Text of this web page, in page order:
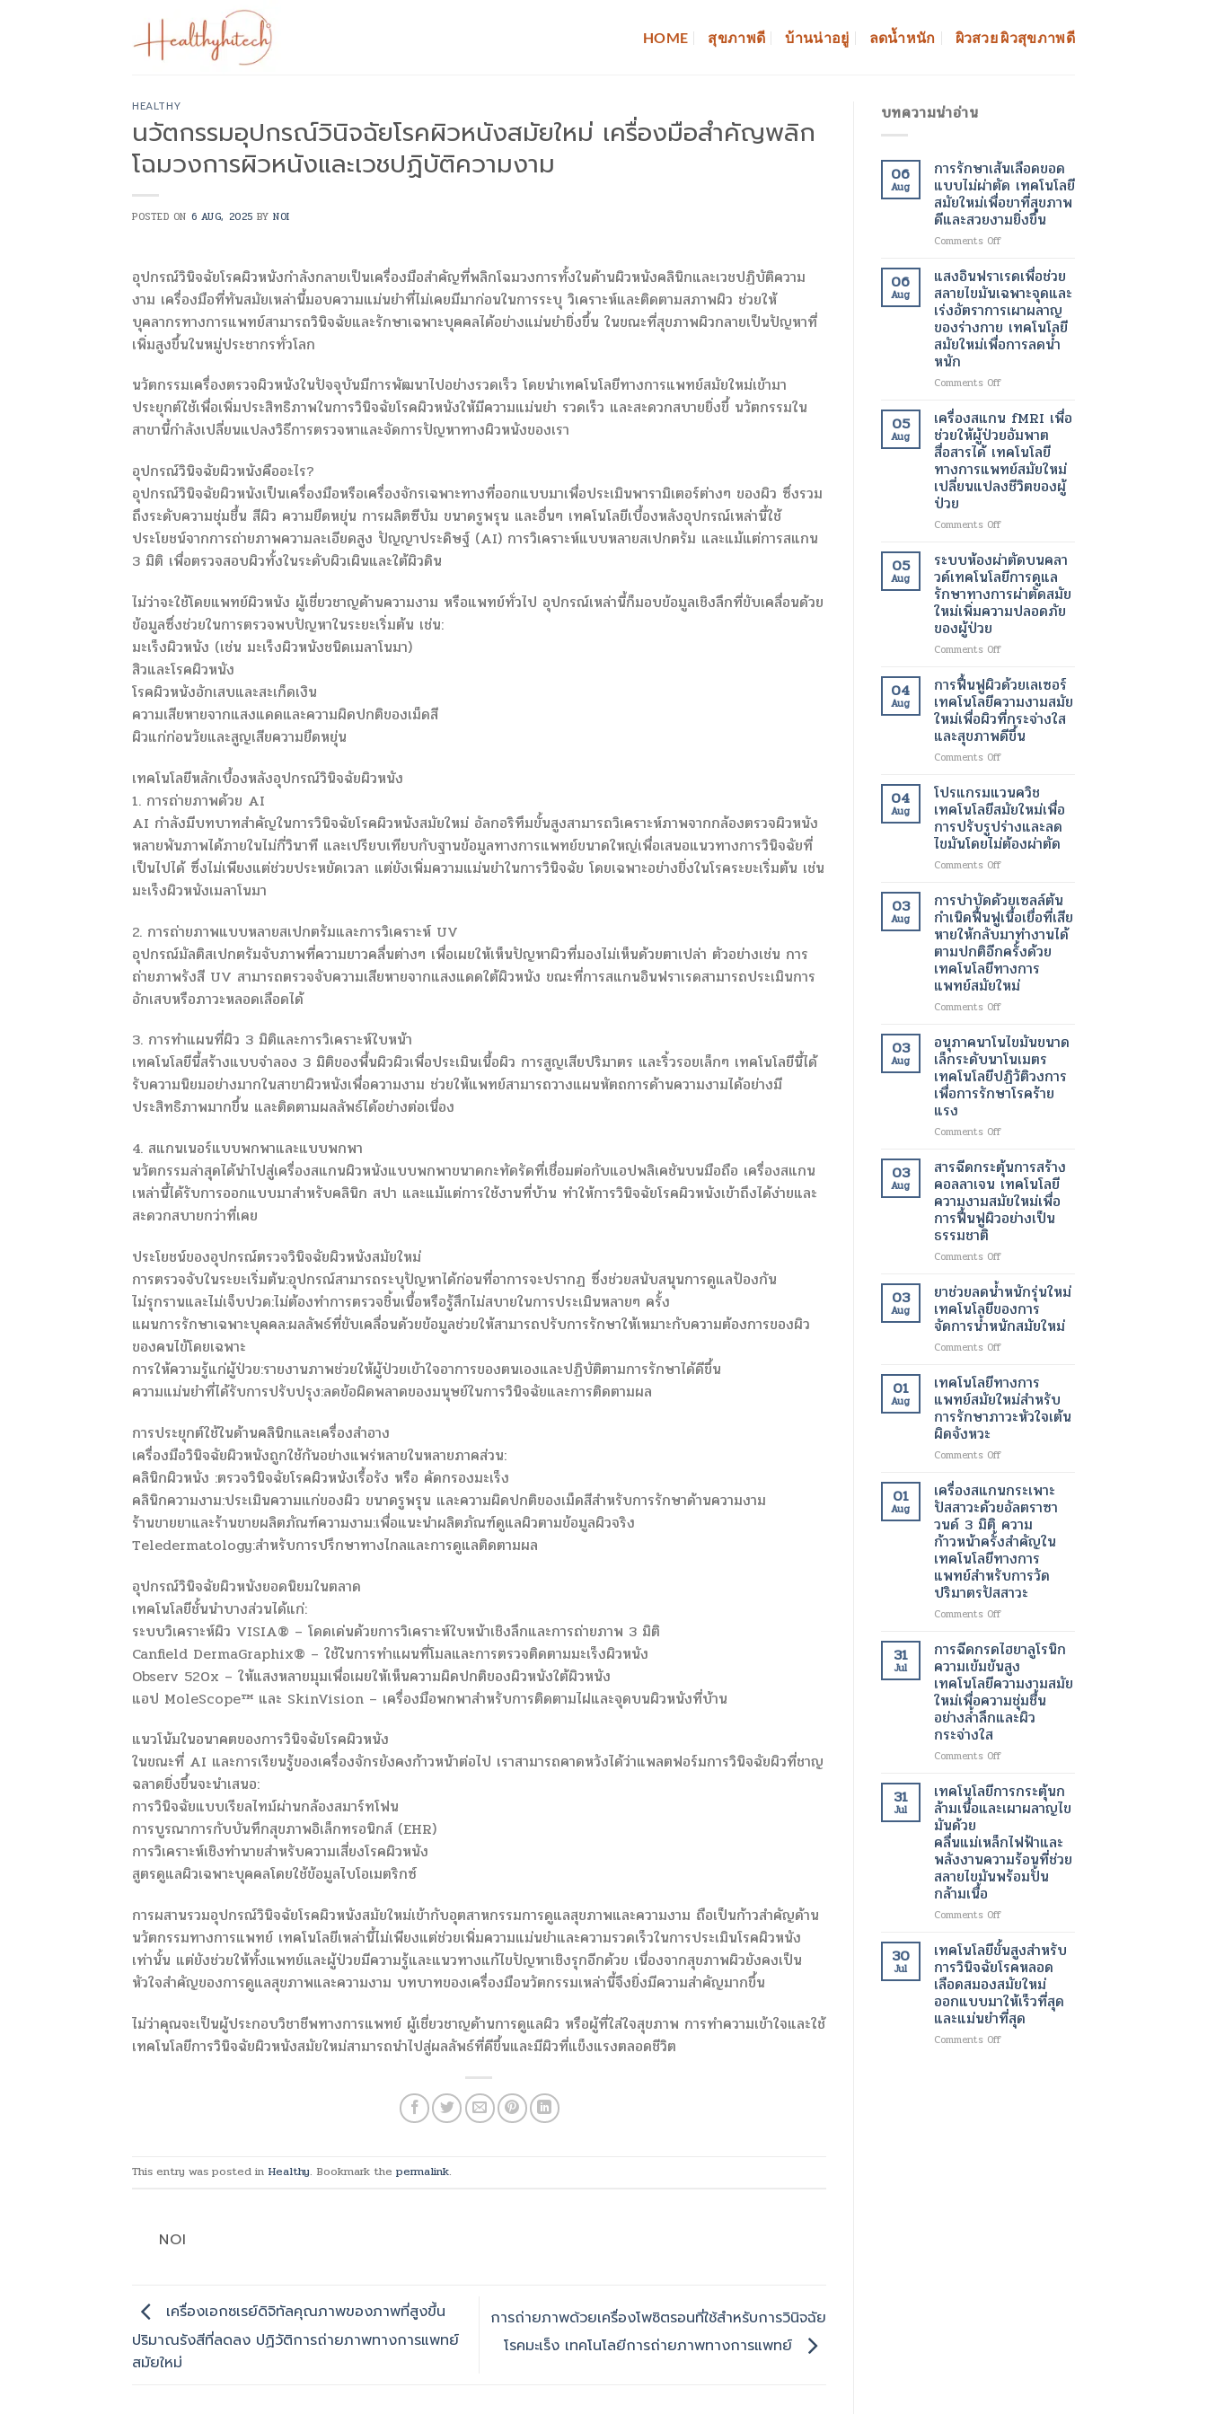
HOME สุขภาพดี บ้านน่าอยู่ ลดน้ำหนัก ผิวสวย ผิวสุขภาพดี
HEALTHY
นวัตกรรมอุปกรณ์วินิจฉัยโรคผิวหนังสมัยใหม่ เครื่องมือสำคัญพลิก
โฉมวงการผิวหนังและเวชปฏิบัติความงาม
POSTED ON 6 AUG, 2025 BYNOI
อุปกรณ์วินิจฉัยโรคผิวหนังกำลังกลายเป็นเครื่องมือสำคัญที่พลิกโฉมวงการทั้งในด้านผิวหนังคลินิกและเวชปฏิบัติความ
งาม เครื่องมือที่ทันสมัยเหล่านี้มอบความแม่นยำที่ไม่เคยมีมาก่อนในการระบุ วิเคราะห์และติดตามสภาพผิว ช่วยให้
บุคลากรทางการแพทย์สามารถวินิจฉัยและรักษาเฉพาะบุคคลได้อย่างแม่นยำยิ่งขึ้น ในขณะที่สุขภาพผิวกลายเป็นปัญหาที่
เพิ่มสูงขึ้นในหมู่ประชากรทั่วโลก
นวัตกรรมเครื่องตรวจผิวหนังในปัจจุบันมีการพัฒนาไปอย่างรวดเร็ว โดยนำเทคโนโลยีทางการแพทย์สมัยใหม่เข้ามา
ประยุกต์ใช้เพื่อเพิ่มประสิทธิภาพในการวินิจฉัยโรคผิวหนังให้มีความแม่นยำ รวดเร็ว และสะดวกสบายยิ่งขึ้ นวัตกรรมใน
สาขานี้กำลังเปลี่ยนแปลงวิธีการตรวจหาและจัดการปัญหาทางผิวหนังของเรา
อุปกรณ์วินิจฉัยผิวหนังคืออะไร?
อุปกรณ์วินิจฉัยผิวหนังเป็นเครื่องมือหรือเครื่องจักรเฉพาะทางที่ออกแบบมาเพื่อประเมินพารามิเตอร์ต่างๆ ของผิว ซึ่งรวม
ถึงระดับความชุ่มชื้น สีผิว ความยืดหยุ่น การผลิตซีบัม ขนาดรูพรุน และอื่นๆ เทคโนโลยีเบื้องหลังอุปกรณ์เหล่านี้ใช้
ประโยชน์จากการถ่ายภาพความละเอียดสูง ปัญญาประดิษฐ์ (AI) การวิเคราะห์แบบหลายสเปกตรัม และแม้แต่การสแกน
3 มิติ เพื่อตรวจสอบผิวทั้งในระดับผิวเผินและใต้ผิวดิน
ไม่ว่าจะใช้โดยแพทย์ผิวหนัง ผู้เชี่ยวชาญด้านความงาม หรือแพทย์ทั่วไป อุปกรณ์เหล่านี้ก็มอบข้อมูลเชิงลึกที่ขับเคลื่อนด้วย
ข้อมูลซึ่งช่วยในการตรวจพบปัญหาในระยะเริ่มต้น เช่น:
มะเร็งผิวหนัง (เช่น มะเร็งผิวหนังชนิดเมลาโนมา)
สิวและโรคผิวหนัง
โรคผิวหนังอักเสบและสะเก็ดเงิน
ความเสียหายจากแสงแดดและความผิดปกติของเม็ดสี
ผิวแก่ก่อนวัยและสูญเสียความยืดหยุ่น
เทคโนโลยีหลักเบื้องหลังอุปกรณ์วินิจฉัยผิวหนัง
1. การถ่ายภาพด้วย AI
AI กำลังมีบทบาทสำคัญในการวินิจฉัยโรคผิวหนังสมัยใหม่ อัลกอริทึมขั้นสูงสามารถวิเคราะห์ภาพจากกล้องตรวจผิวหนัง
หลายพันภาพได้ภายในไม่กี่วินาที และเปรียบเทียบกับฐานข้อมูลทางการแพทย์ขนาดใหญ่เพื่อเสนอแนวทางการวินิจฉัยที่
เป็นไปได้ ซึ่งไม่เพียงแต่ช่วยประหยัดเวลา แต่ยังเพิ่มความแม่นยำในการวินิจฉัย โดยเฉพาะอย่างยิ่งในโรคระยะเริ่มต้น เช่น
มะเร็งผิวหนังเมลาโนมา
2. การถ่ายภาพแบบหลายสเปกตรัมและการวิเคราะห์ UV
อุปกรณ์มัลติสเปกตรัมจับภาพที่ความยาวคลื่นต่างๆ เพื่อเผยให้เห็นปัญหาผิวที่มองไม่เห็นด้วยตาเปล่า ตัวอย่างเช่น การ
ถ่ายภาพรังสี UV สามารถตรวจจับความเสียหายจากแสงแดดใต้ผิวหนัง ขณะที่การสแกนอินฟราเรดสามารถประเมินการ
อักเสบหรือภาวะหลอดเลือดได้
3. การทำแผนที่ผิว 3 มิติและการวิเคราะห์ใบหน้า
เทคโนโลยีนี้สร้างแบบจำลอง 3 มิติของพื้นผิวผิวเพื่อประเมินเนื้อผิว การสูญเสียปริมาตร และริ้วรอยเล็กๆ เทคโนโลยีนี้ได้
รับความนิยมอย่างมากในสาขาผิวหนังเพื่อความงาม ช่วยให้แพทย์สามารถวางแผนหัตถการด้านความงามได้อย่างมี
ประสิทธิภาพมากขึ้น และติดตามผลลัพธ์ได้อย่างต่อเนื่อง
4. สแกนเนอร์แบบพกพาและแบบพกพา
นวัตกรรมล่าสุดได้นำไปสู่เครื่องสแกนผิวหนังแบบพกพาขนาดกะทัดรัดที่เชื่อมต่อกับแอปพลิเคชันบนมือถือ เครื่องสแกน
เหล่านี้ได้รับการออกแบบมาสำหรับคลินิก สปา และแม้แต่การใช้งานที่บ้าน ทำให้การวินิจฉัยโรคผิวหนังเข้าถึงได้ง่ายและ
สะดวกสบายกว่าที่เคย
ประโยชน์ของอุปกรณ์ตรวจวินิจฉัยผิวหนังสมัยใหม่
การตรวจจับในระยะเริ่มต้น:อุปกรณ์สามารถระบุปัญหาได้ก่อนที่อาการจะปรากฏ ซึ่งช่วยสนับสนุนการดูแลป้องกัน
ไม่รุกรานและไม่เจ็บปวด:ไม่ต้องทำการตรวจชิ้นเนื้อหรือรู้สึกไม่สบายในการประเมินหลายๆ ครั้ง
แผนการรักษาเฉพาะบุคคล:ผลลัพธ์ที่ขับเคลื่อนด้วยข้อมูลช่วยให้สามารถปรับการรักษาให้เหมาะกับความต้องการของผิว
ของคนไข้โดยเฉพาะ
การให้ความรู้แก่ผู้ป่วย:รายงานภาพช่วยให้ผู้ป่วยเข้าใจอาการของตนเองและปฏิบัติตามการรักษาได้ดีขึ้น
ความแม่นยำที่ได้รับการปรับปรุง:ลดข้อผิดพลาดของมนุษย์ในการวินิจฉัยและการติดตามผล
การประยุกต์ใช้ในด้านคลินิกและเครื่องสำอาง
เครื่องมือวินิจฉัยผิวหนังถูกใช้กันอย่างแพร่หลายในหลายภาคส่วน:
คลินิกผิวหนัง :ตรวจวินิจฉัยโรคผิวหนังเรื้อรัง หรือ คัดกรองมะเร็ง
คลินิกความงาม:ประเมินความแก่ของผิว ขนาดรูพรุน และความผิดปกติของเม็ดสีสำหรับการรักษาด้านความงาม
ร้านขายยาและร้านขายผลิตภัณฑ์ความงาม:เพื่อแนะนำผลิตภัณฑ์ดูแลผิวตามข้อมูลผิวจริง
Teledermatology:สำหรับการปรึกษาทางไกลและการดูแลติดตามผล
อุปกรณ์วินิจฉัยผิวหนังยอดนิยมในตลาด
เทคโนโลยีชั้นนำบางส่วนได้แก่:
ระบบวิเคราะห์ผิว VISIA® – โดดเด่นด้วยการวิเคราะห์ใบหน้าเชิงลึกและการถ่ายภาพ 3 มิติ
Canfield DermaGraphix® – ใช้ในการทำแผนที่โมลและการตรวจติดตามมะเร็งผิวหนัง
Observ 520x – ให้แสงหลายมุมเพื่อเผยให้เห็นความผิดปกติของผิวหนังใต้ผิวหนัง
แอป MoleScope™ และ SkinVision – เครื่องมือพกพาสำหรับการติดตามไฝและจุดบนผิวหนังที่บ้าน
แนวโน้มในอนาคตของการวินิจฉัยโรคผิวหนัง
ในขณะที่ AI และการเรียนรู้ของเครื่องจักรยังคงก้าวหน้าต่อไป เราสามารถคาดหวังได้ว่าแพลตฟอร์มการวินิจฉัยผิวที่ชาญ
ฉลาดยิ่งขึ้นจะนำเสนอ:
การวินิจฉัยแบบเรียลไทม์ผ่านกล้องสมาร์ทโฟน
การบูรณาการกับบันทึกสุขภาพอิเล็กทรอนิกส์ (EHR)
การวิเคราะห์เชิงทำนายสำหรับความเสี่ยงโรคผิวหนัง
สูตรดูแลผิวเฉพาะบุคคลโดยใช้ข้อมูลไบโอเมตริกซ์
การผสานรวมอุปกรณ์วินิจฉัยโรคผิวหนังสมัยใหม่เข้ากับอุตสาหกรรมการดูแลสุขภาพและความงาม ถือเป็นก้าวสำคัญด้าน
นวัตกรรมทางการแพทย์ เทคโนโลยีเหล่านี้ไม่เพียงแต่ช่วยเพิ่มความแม่นยำและความรวดเร็วในการประเมินโรคผิวหนัง
เท่านั้น แต่ยังช่วยให้ทั้งแพทย์และผู้ป่วยมีความรู้และแนวทางแก้ไขปัญหาเชิงรุกอีกด้วย เนื่องจากสุขภาพผิวยังคงเป็น
หัวใจสำคัญของการดูแลสุขภาพและความงาม บทบาทของเครื่องมือนวัตกรรมเหล่านี้จึงยิ่งมีความสำคัญมากขึ้น
ไม่ว่าคุณจะเป็นผู้ประกอบวิชาชีพทางการแพทย์ ผู้เชี่ยวชาญด้านการดูแลผิว หรือผู้ที่ใส่ใจสุขภาพ การทำความเข้าใจและใช้
เทคโนโลยีการวินิจฉัยผิวหนังสมัยใหม่สามารถนำไปสู่ผลลัพธ์ที่ดีขึ้นและมีผิวที่แข็งแรงตลอดชีวิต
This entry was posted in Healthy. Bookmark the permalink.
NOI
เครื่องเอกซเรย์ดิจิทัลคุณภาพของภาพที่สูงขึ้น
ปริมาณรังสีที่ลดลง ปฏิวัติการถ่ายภาพทางการแพทย์
สมัยใหม่
การถ่ายภาพด้วยเครื่องโพซิตรอนที่ใช้สำหรับการวินิจฉัย
โรคมะเร็ง เทคโนโลยีการถ่ายภาพทางการแพทย์
บทความน่าอ่าน
06
Aug
การรักษาเส้นเลือดขอด
แบบไม่ผ่าตัด เทคโนโลยี
สมัยใหม่เพื่อขาที่สุขภาพ
ดีและสวยงามยิ่งขึ้น
Comments Offon
รักษา
เส้นเลือด
ขอด
แบบ
ไม่
ผ่าตัด
สมัย
ขา
ที่
สุขภาพ
ดี
และ
06
Aug
แสงอินฟราเรดเพื่อช่วย
สลายไขมันเฉพาะจุดและ
เร่งอัตราการเผาผลาญ
ของร่างกาย เทคโนโลยี
สมัยใหม่เพื่อการลดน้ำ
หนัก
Comments Offon
อินฟราเรด
เพื่อ
ช่วย
สลาย
ไข
มัน
จุด
เร่ง
อัตรา
การ
เผา
ผลาญ
ใหม่
เพื่อ
การ
ลด
05
Aug
เครื่องสแกน fMRI เพื่อ
ช่วยให้ผู้ป่วยอัมพาต
สื่อสารได้ เทคโนโลยี
ทางการแพทย์สมัยใหม่
เปลี่ยนแปลงชีวิตของผู้
ป่วย
Comments Offon
สแกน
fMRI
เพื่อ
ช่วย
ให้
ป่วย
สื่อสาร
ได้
เทคโนโลยี
ทางการ
แพทย์
สมัย
เปลี่ยนแปลง
ชีวิต
ของ
ผู้
ป่วย
05
Aug
ระบบห้องผ่าตัดบนคลา
วด์เทคโนโลยีการดูแล
รักษาทางการผ่าตัดสมัย
ใหม่เพิ่มความปลอดภัย
ของผู้ป่วย
Comments Offon
ห้อง
ผ่าตัด
บน
คลา
วด์
เทคโนโลยี
ดูแล
รักษา
ทางการ
ผ่าตัด
สมัย
ใหม่
ความ
ปลอดภัย
ของ
ผู้
ป่วย
04
Aug
การฟื้นฟูผิวด้วยเลเซอร์
เทคโนโลยีความงามสมัย
ใหม่เพื่อผิวที่กระจ่างใส
และสุขภาพดีขึ้น
Comments Offon
ฟื้นฟู
ผิว
ด้วย
เลเซอร์
เทคโนโลยี
ความ
สมัย
ใหม่
เพื่อ
ผิว
ที่
กระจ่าง
ใส
และ
ขึ้น
04
Aug
โปรแกรมแวนควิช
เทคโนโลยีสมัยใหม่เพื่อ
การปรับรูปร่างและลด
ไขมันโดยไม่ต้องผ่าตัด
Comments Offon
แก
รม
แวน
ควิช
เทคโนโลยี
สมัย
ใหม่
เพื่อ
ปรับ
รูป
ร่าง
และ
ลด
ต้อง
ผ่าตัด
03
Aug
การบำบัดด้วยเซลล์ต้น
กำเนิดฟื้นฟูเนื้อเยื่อที่เสีย
หายให้กลับมาทำงานได้
ตามปกติอีกครั้งด้วย
เทคโนโลยีทางการ
แพทย์สมัยใหม่
Comments Offon
บำบัด
ด้วย
เซลล์
ต้น
กำเนิด
เนื้อเยื่อ
เสีย
หาย
ให้
กลับ
มา
ได้
ปกติ
อีก
ครั้ง
ด้วย
เทคโนโลยี
สมัย
ใหม่
03
Aug
อนุภาคนาโนไขมันขนาด
เล็กระดับนาโนเมตร
เทคโนโลยีปฏิวัติวงการ
เพื่อการรักษาโรคร้าย
แรง
Comments Offon
นาโน
ไข
มัน
ขนาด
เล็ก
นาโน
เทคโนโลยี
ปฏิวัติ
วงการ
เพื่อ
การ
ร้าย
แรง
03
Aug
สารฉีดกระตุ้นการสร้าง
คอลลาเจน เทคโนโลยี
ความงามสมัยใหม่เพื่อ
การฟื้นฟูผิวอย่างเป็น
ธรรมชาติ
Comments Offon
ฉีด
กระตุ้น
การ
สร้าง
คอ
ลา
เจน
เทคโนโลยี
ความ
สมัย
เพื่อ
การ
ฟื้นฟู
ผิว
อย่าง
เป็น
ธรรมชาติ
03
Aug
ยาช่วยลดน้ำหนักรุ่นใหม่
เทคโนโลยีของการ
จัดการน้ำหนักสมัยใหม่
Comments Offon
ช่วย
ลด
น้ำ
หนัก
ใหม่
ของ
การ
จัดการ
น้ำ
หนัก
สมัย
ใหม่
01
Aug
เทคโนโลยีทางการ
แพทย์สมัยใหม่สำหรับ
การรักษาภาวะหัวใจเต้น
ผิดจังหวะ
Comments Offon
ทางการ
แพทย์
สมัย
ใหม่
สำหรับ
การ
รักษา
ภาวะ
หัวใจ
จังหวะ
01
Aug
เครื่องสแกนกระเพาะ
ปัสสาวะด้วยอัลตราซา
วนด์ 3 มิติ ความ
ก้าวหน้าครั้งสำคัญใน
เทคโนโลยีทางการ
แพทย์สำหรับการวัด
ปริมาตรปัสสาวะ
Comments Offon
สแกน
กระเพาะ
ปัสสาวะ
ด้วย
อัลตรา
ซา
3
ก้าวหน้า
ครั้ง
ใน
เทคโนโลยี
ทางการ
การ
ปริมาตร
ปัสสาวะ
31
Jul
การฉีดกรดไฮยาลูโรนิก
ความเข้มข้นสูง
เทคโนโลยีความงามสมัย
ใหม่เพื่อความชุ่มชื้น
อย่างล้ำลึกและผิว
กระจ่างใส
Comments Offon
ฉีด
กรด
ไฮ
ลู
โร
นิก
เข้ม
สูง
เทคโนโลยี
ความ
งาม
สมัย
ใหม่
เพื่อ
31
Jul
เทคโนโลยีการกระตุ้นก
ล้ามเนื้อและเผาผลาญไข
มันด้วย
คลื่นแม่เหล็กไฟฟ้าและ
พลังงานความร้อนที่ช่วย
สลายไขมันพร้อมปั้น
กล้ามเนื้อ
Comments Offon
การก
ระ
ตุ้
นก
ล้า
ม
เนื้อ
30
Jul
เทคโนโลยีขั้นสูงสำหรับ
การวินิจฉัยโรคหลอด
เลือดสมองสมัยใหม่
ออกแบบมาให้เร็วที่สุด
และแม่นยำที่สุด
Comments Offon